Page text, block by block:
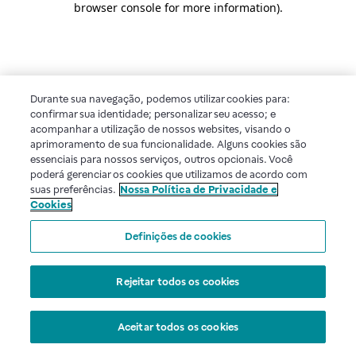
browser console for more information).
Durante sua navegação, podemos utilizar cookies para:
confirmar sua identidade; personalizar seu acesso; e
acompanhar a utilização de nossos websites, visando o
aprimoramento de sua funcionalidade. Alguns cookies são
essenciais para nossos serviços, outros opcionais. Você
poderá gerenciar os cookies que utilizamos de acordo com
suas preferências. Nossa Política de Privacidade e
Cookies
Definições de cookies
Rejeitar todos os cookies
Aceitar todos os cookies